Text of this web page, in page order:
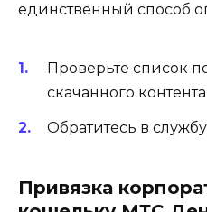
единственный способ
Проверьте список
скачанного
Обратитесь в
Привязка